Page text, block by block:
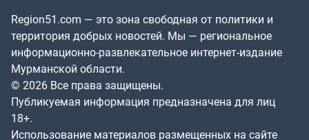
Region51.com — это зона свободная от политики и
территория добрых новостей. Мы — региональное
информационно-развлекательное интернет-издание
Мурманской области.
© 2026 Все права защищены.
Публикуемая информация предназначена для лиц
18+.
Использование материалов размещенных на сайте